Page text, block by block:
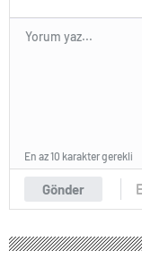
Gönder
En az 10 karakter gerekli